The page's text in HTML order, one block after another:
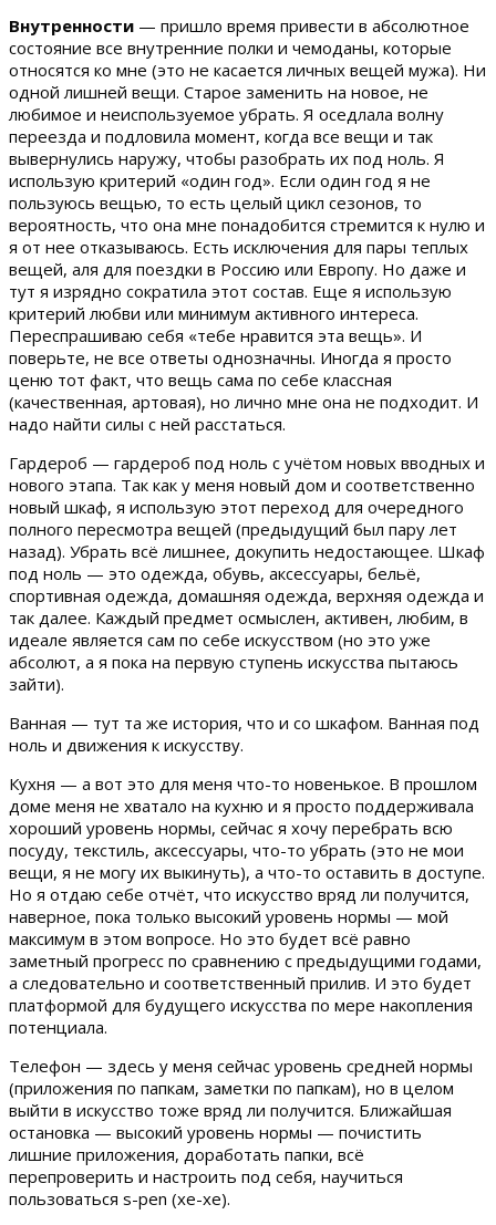
Внутренности — пришло время привести в абсолютное
состояние все внутренние полки и чемоданы, которые
относятся ко мне (это не касается личных вещей мужа). Ни
одной лишней вещи. Старое заменить на новое, не
любимое и неиспользуемое убрать. Я оседлала волну
переезда и подловила момент, когда все вещи и так
вывернулись наружу, чтобы разобрать их под ноль. Я
использую критерий «один год». Если один год я не
пользуюсь вещью, то есть целый цикл сезонов, то
вероятность, что она мне понадобится стремится к нулю и
я от нее отказываюсь. Есть исключения для пары теплых
вещей, аля для поездки в Россию или Европу. Но даже и
тут я изрядно сократила этот состав. Еще я использую
критерий любви или минимум активного интереса.
Переспрашиваю себя «тебе нравится эта вещь». И
поверьте, не все ответы однозначны. Иногда я просто
ценю тот факт, что вещь сама по себе классная
(качественная, артовая), но лично мне она не подходит. И
надо найти силы с ней расстаться.
Гардероб — гардероб под ноль с учётом новых вводных и
нового этапа. Так как у меня новый дом и соответственно
новый шкаф, я использую этот переход для очередного
полного пересмотра вещей (предыдущий был пару лет
назад). Убрать всё лишнее, докупить недостающее. Шкаф
под ноль — это одежда, обувь, аксессуары, бельё,
спортивная одежда, домашняя одежда, верхняя одежда и
так далее. Каждый предмет осмыслен, активен, любим, в
идеале является сам по себе искусством (но это уже
абсолют, а я пока на первую ступень искусства пытаюсь
зайти).
Ванная — тут та же история, что и со шкафом. Ванная под
ноль и движения к искусству.
Кухня — а вот это для меня что-то новенькое. В прошлом
доме меня не хватало на кухню и я просто поддерживала
хороший уровень нормы, сейчас я хочу перебрать всю
посуду, текстиль, аксессуары, что-то убрать (это не мои
вещи, я не могу их выкинуть), а что-то оставить в доступе.
Но я отдаю себе отчёт, что искусство вряд ли получится,
наверное, пока только высокий уровень нормы — мой
максимум в этом вопросе. Но это будет всё равно
заметный прогресс по сравнению с предыдущими годами,
а следовательно и соответственный прилив. И это будет
платформой для будущего искусства по мере накопления
потенциала.
Телефон — здесь у меня сейчас уровень средней нормы
(приложения по папкам, заметки по папкам), но в целом
выйти в искусство тоже вряд ли получится. Ближайшая
остановка — высокий уровень нормы — почистить
лишние приложения, доработать папки, всё
перепроверить и настроить под себя, научиться
пользоваться s-pen (хе-хе).